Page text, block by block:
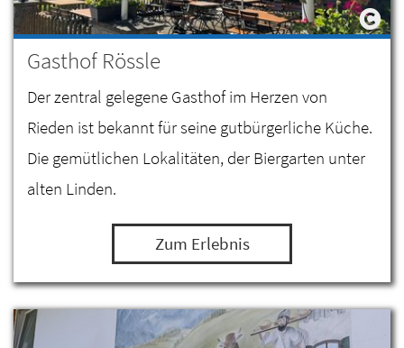
Gasthof Rössle
Der zentral gelegene Gasthof im Herzen von
Rieden ist bekannt für seine gutbürgerliche Küche.
Die gemütlichen Lokalitäten, der Biergarten unter
alten Linden.
Zum Erlebnis